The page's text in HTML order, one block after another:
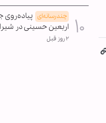
چندرسانه‌ای پیاده‌روی
اربعین حسینی در
۲ روز قبل